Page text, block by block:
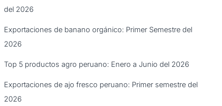
del 2026
Exportaciones de banano orgánico: Primer Semestre del
2026
Top 5 productos agro peruano: Enero a Junio del 2026
Exportaciones de ajo fresco peruano: Primer semestre del
2026